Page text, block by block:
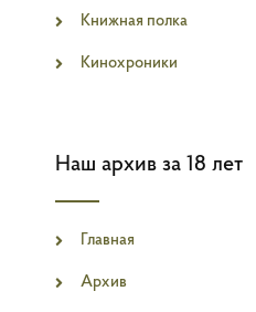
Книжная полка
Кинохроники
Наш архив за 18 лет
Главная
Архив